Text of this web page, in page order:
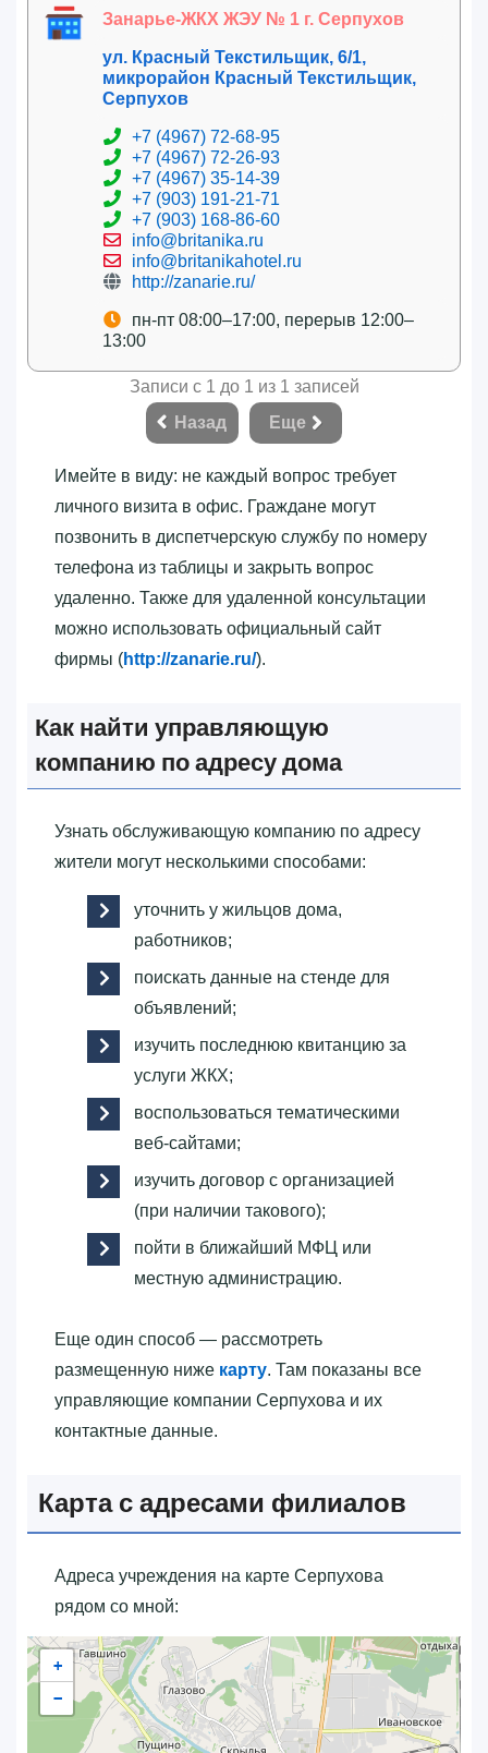
Занарье-ЖКХ ЖЭУ № 1 г. Серпухов
ул. Красный Текстильщик, 6/1,
микрорайон Красный Текстильщик,
Серпухов
+7 (4967) 72-68-95
+7 (4967) 72-26-93
+7 (4967) 35-14-39
+7 (903) 191-21-71
+7 (903) 168-86-60
info@britanika.ru
info@britanikahotel.ru
http://zanarie.ru/
пн-пт 08:00–17:00, перерыв 12:00–
13:00
Записи с 1 до 1 из 1 записей
Назад
Еще
Имейте в виду: не каждый вопрос требует
личного визита в офис. Граждане могут
позвонить в диспетчерскую службу по номеру
телефона из таблицы и закрыть вопрос
удаленно. Также для удаленной консультации
можно использовать официальный сайт
фирмы (http://zanarie.ru/).
Как найти управляющую
компанию по адресу дома
Узнать обслуживающую компанию по адресу
жители могут несколькими способами:
уточнить у жильцов дома,
работников;
поискать данные на стенде для
объявлений;
изучить последнюю квитанцию за
услуги ЖКХ;
воспользоваться тематическими
веб-сайтами;
изучить договор с организацией
(при наличии такового);
пойти в ближайший МФЦ или
местную администрацию.
Еще один способ — рассмотреть
размещенную ниже карту. Там показаны все
управляющие компании Серпухова и их
контактные данные.
Карта с адресами филиалов
Адреса учреждения на карте Серпухова
рядом со мной:
+
−